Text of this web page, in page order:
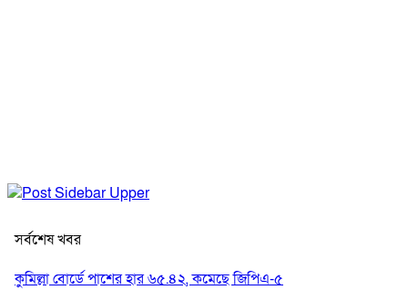
সর্বশেষ খবর
কুমিল্লা বোর্ডে পাশের হার ৬৫.৪২, কমেছে জিপিএ-৫